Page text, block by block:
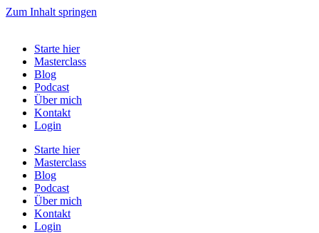
Zum Inhalt springen
Starte hier
Masterclass
Blog
Podcast
Über mich
Kontakt
Login
Starte hier
Masterclass
Blog
Podcast
Über mich
Kontakt
Login